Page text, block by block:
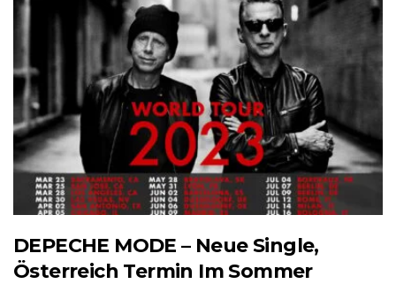
DEPECHE MODE – Neue Single,
Österreich Termin Im Sommer